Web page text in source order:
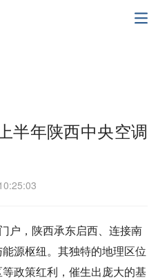
半年陕西中央空调
户，陕西承东启西、连接南
源枢纽。其独特的地理区位
政策红利，催生出庞大的基